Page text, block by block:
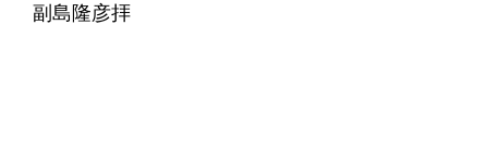
副島隆彦拝